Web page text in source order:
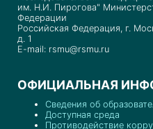
им. Н.И. Пирогова"
Федерации
Российская Федерация, г.
д. 1
E-mail: rsmu@rsmu.ru
ОФИЦИАЛЬНАЯ
Сведения об
Доступная среда
Противодействие